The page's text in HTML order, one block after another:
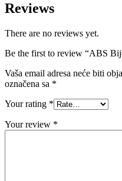
Reviews
There are no reviews yet.
Be the first to review “ABS
Vaša email adresa neće biti
označena sa *
Your rating *
Your review *